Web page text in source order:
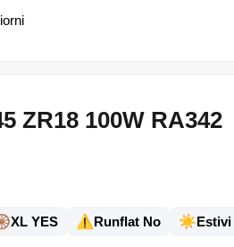
ZR18 100W RA342
XL YES ⚠️Runflat No ☀️Estivi